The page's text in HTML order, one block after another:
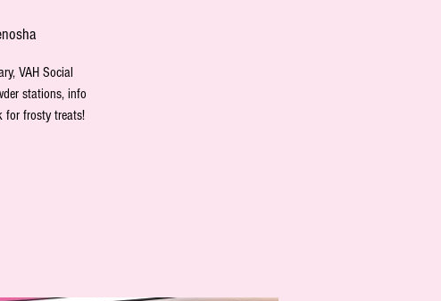
VAH Social
stations, info
for frosty treats!